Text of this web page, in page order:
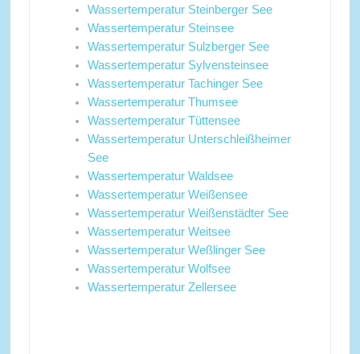
Wassertemperatur Steinberger See
Wassertemperatur Steinsee
Wassertemperatur Sulzberger See
Wassertemperatur Sylvensteinsee
Wassertemperatur Tachinger See
Wassertemperatur Thumsee
Wassertemperatur Tüttensee
Wassertemperatur Unterschleißheimer
See
Wassertemperatur Waldsee
Wassertemperatur Weißensee
Wassertemperatur Weißenstädter See
Wassertemperatur Weitsee
Wassertemperatur Weßlinger See
Wassertemperatur Wolfsee
Wassertemperatur Zellersee